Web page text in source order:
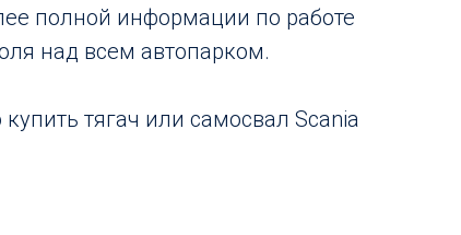
полной информации по работе
над всем автопарком.
тягач или самосвал Scania